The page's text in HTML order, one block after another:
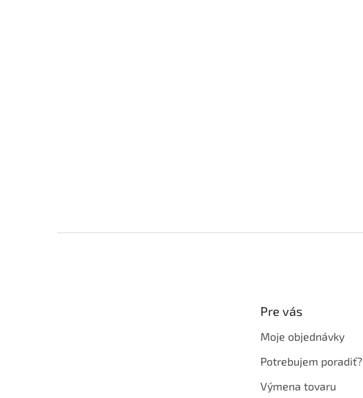
Pre vás
Moje objednávky
Potrebujem poradiť?
Výmena tovaru